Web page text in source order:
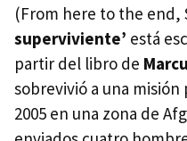
(From here to the end,
superviviente’ está
partir del libro de
sobrevivió a una
2005 en una zona de